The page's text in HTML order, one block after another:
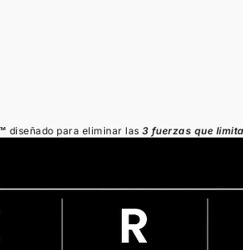
diseñado para eliminar las 3 fuerzas que